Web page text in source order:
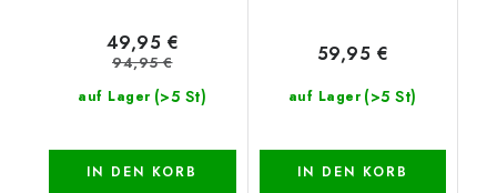
auf Lager (>5 St)
49,95 €
94,95 €
IN DEN KORB
auf Lager (>5 St)
59,95 €
IN DEN KORB